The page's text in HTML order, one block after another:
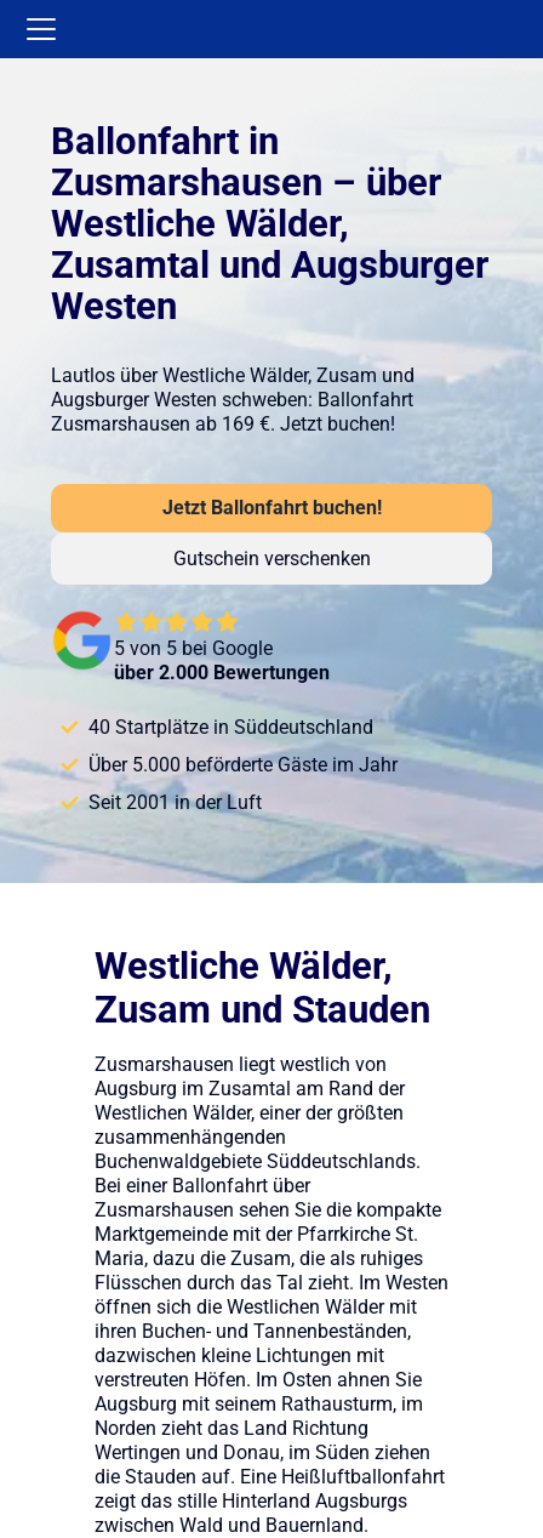
Ballonfahrt in
Zusmarshausen – über
Westliche Wälder,
Zusamtal und Augsburger
Westen
Lautlos über Westliche Wälder, Zusam und
Augsburger Westen schweben: Ballonfahrt
Zusmarshausen ab 169 €. Jetzt buchen!
Jetzt Ballonfahrt buchen!
Gutschein verschenken
5 von 5 bei Google
über 2.000 Bewertungen
40 Startplätze in Süddeutschland
Über 5.000 beförderte Gäste im Jahr
Seit 2001 in der Luft
Westliche Wälder,
Zusam und Stauden
Zusmarshausen liegt westlich von
Augsburg im Zusamtal am Rand der
Westlichen Wälder, einer der größten
zusammenhängenden
Buchenwaldgebiete Süddeutschlands.
Bei einer Ballonfahrt über
Zusmarshausen sehen Sie die kompakte
Marktgemeinde mit der Pfarrkirche St.
Maria, dazu die Zusam, die als ruhiges
Flüsschen durch das Tal zieht. Im Westen
öffnen sich die Westlichen Wälder mit
ihren Buchen- und Tannenbeständen,
dazwischen kleine Lichtungen mit
verstreuten Höfen. Im Osten ahnen Sie
Augsburg mit seinem Rathausturm, im
Norden zieht das Land Richtung
Wertingen und Donau, im Süden ziehen
die Stauden auf. Eine Heißluftballonfahrt
zeigt das stille Hinterland Augsburgs
zwischen Wald und Bauernland.